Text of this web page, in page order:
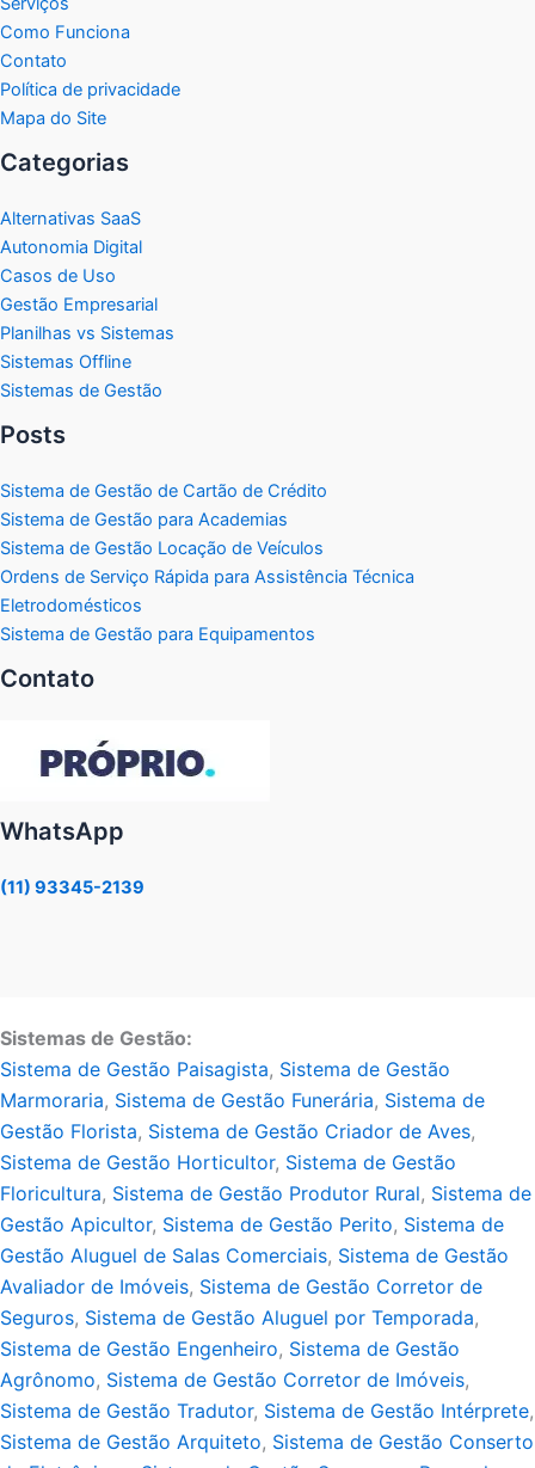
Como Funciona
Contato
Política de privacidade
Mapa do Site
Categorias
Alternativas SaaS
Autonomia Digital
Casos de Uso
Gestão Empresarial
Planilhas vs Sistemas
Sistemas Offline
Sistemas de Gestão
Posts
Sistema de Gestão de Cartão de Crédito
Sistema de Gestão para Academias
Sistema de Gestão Locação de Veículos
Ordens de Serviço Rápida para Assistência Técnica
Eletrodomésticos
Sistema de Gestão para Equipamentos
Contato
WhatsApp
(11) 93345-2139
Sistemas de Gestão:
Sistema de Gestão Paisagista, Sistema de Gestão
Marmoraria, Sistema de Gestão Funerária, Sistema de
Gestão Florista, Sistema de Gestão Criador de Aves,
Sistema de Gestão Horticultor, Sistema de Gestão
Floricultura, Sistema de Gestão Produtor Rural, Sistema de
Gestão Apicultor, Sistema de Gestão Perito, Sistema de
Gestão Aluguel de Salas Comerciais, Sistema de Gestão
Avaliador de Imóveis, Sistema de Gestão Corretor de
Seguros, Sistema de Gestão Aluguel por Temporada,
Sistema de Gestão Engenheiro, Sistema de Gestão
Agrônomo, Sistema de Gestão Corretor de Imóveis,
Sistema de Gestão Tradutor, Sistema de Gestão Intérprete,
Sistema de Gestão Arquiteto, Sistema de Gestão Conserto